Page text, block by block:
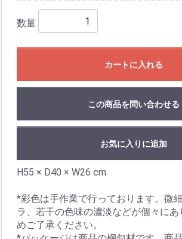
数量
カートに入れる
この商品を問い合わせる
お気に入りに追加
H55 × D40 × W26 cm
*彩色は手作業で行っております。微
ラ、若干の色味の濃淡などが個々に
めご了承ください。